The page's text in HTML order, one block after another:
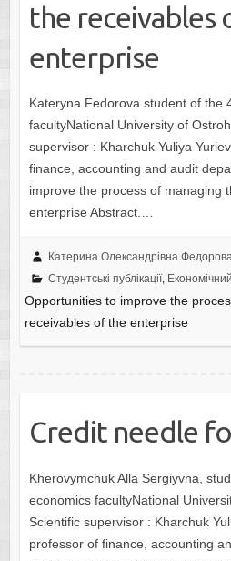
the receivables
enterprise
Kateryna Fedorova student of the
facultyNational University of
supervisor : Kharchuk Yuliya
finance, accounting and audit
improve the process of managing
enterprise Abstract.…
Катерина Олександрівна
Студентські публікації, Економічний
Opportunities to improve the
receivables of the enterprise
Credit needle
Kherovymchuk Alla Sergiyvna,
economics facultyNational
Scientific supervisor : Kharchuk
professor of finance, accounting